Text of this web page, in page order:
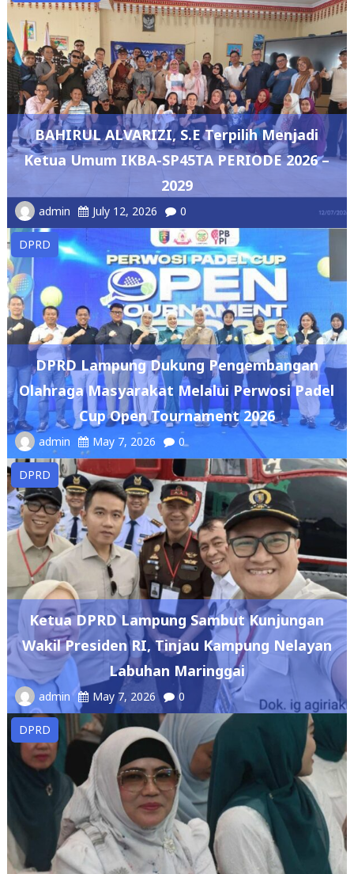
BAHIRUL ALVARIZI, S.E Terpilih Menjadi
Ketua Umum IKBA-SP45TA PERIODE 2026 –
2029
admin July 12, 2026 0
DPRD
DPRD Lampung Dukung Pengembangan
Olahraga Masyarakat Melalui Perwosi Padel
Cup Open Tournament 2026
admin May 7, 2026 0
DPRD
Ketua DPRD Lampung Sambut Kunjungan
Wakil Presiden RI, Tinjau Kampung Nelayan
Labuhan Maringgai
admin May 7, 2026 0
DPRD
DPRD Lampung Dukung Penguatan Ekonomi